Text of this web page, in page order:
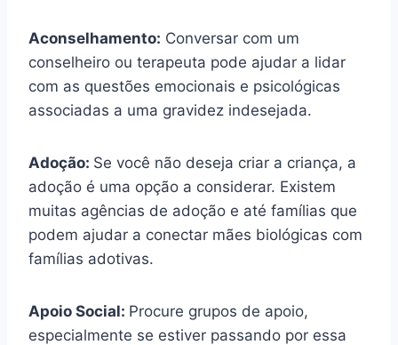
Aconselhamento: Conversar com um
conselheiro ou terapeuta pode ajudar a lidar
com as questões emocionais e psicológicas
associadas a uma gravidez indesejada.
Adoção: Se você não deseja criar a criança, a
adoção é uma opção a considerar. Existem
muitas agências de adoção e até famílias que
podem ajudar a conectar mães biológicas com
famílias adotivas.
Apoio Social: Procure grupos de apoio,
especialmente se estiver passando por essa